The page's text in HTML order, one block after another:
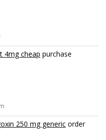
4mg cheap purchase
250 mg generic order